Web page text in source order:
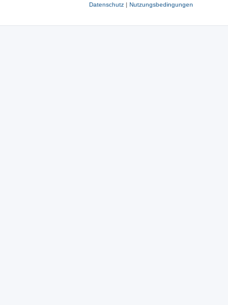
Datenschutz| Nutzungsbedingungen